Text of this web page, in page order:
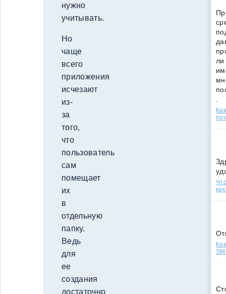
нужно
учитывать.
Но
чаще
всего
приложения
исчезают
из-
за
того,
что
пользователь
сам
помещает
их
в
отдельную
папку.
Ведь
для
ее
создания
достаточно
ли